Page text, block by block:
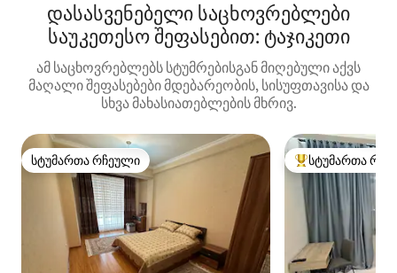
დასასვენებელი საცხოვრებლები
საუკეთესო შეფასებით: ტაჯიკეთი
ამ საცხოვრებლებს სტუმრებისგან მიღებული აქვს
მაღალი შეფასებები მდებარეობის, სისუფთავისა და
სხვა მახასიათებლების მხრივ.
სტუმართა რჩეული
სტუმართა რჩეული სტუმართა
სტუმართა